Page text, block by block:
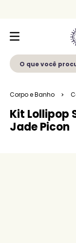
O que você
Corpo e Banho
Kit Lollipop
Jade Picon